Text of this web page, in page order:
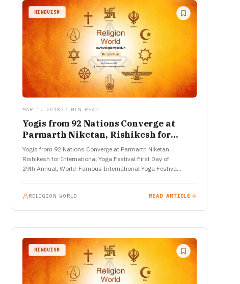
HINDUISM
MAR 1, 2018 • 7 MIN READ
Yogis from 92 Nations Converge at
Parmarth Niketan, Rishikesh for
International Yoga Festival
Yogis from 92 Nations Converge at Parmarth Niketan,
Rishikesh for International Yoga Festival First Day of
29th Annual, World-Famous International Yoga Festiva
RELIGION WORLD READ ARTICLE
HINDUISM